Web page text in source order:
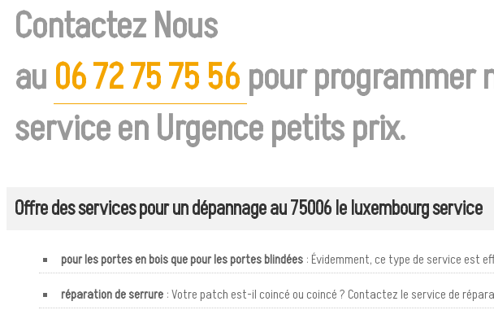
Contactez Nous
au06 72 75 75 56pour programmer
service en Urgence petits prix.
Offre des services pour un dépannage au 75006 le luxembourg service
pour les portes en bois que pour les portes blindées : Évidemment, ce type de service est
réparation de serrure : Votre patch est-il coincé ou coincé ? Contactez le service de